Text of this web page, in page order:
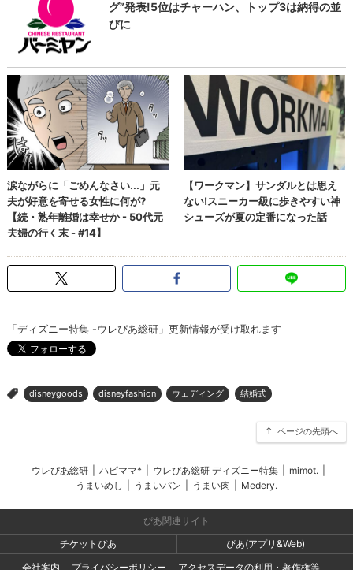
「ディズニー特集 -ウレぴあ総研」更新情報が受け取れます
> disneygoods disneyfashion ウェディング 結婚式
ページの先頭へ
ウレぴあ総研 ハピママ* ウレぴあ総研 ディズニー特集 mimot.
うまいめし
うまいパン うまい肉 Medery.
ぴあ関連サイト
チケットぴあ
ぴあ(アプリ&Web)
会社案内
プライバシーポリシー アクセスデータの利用・著作権等